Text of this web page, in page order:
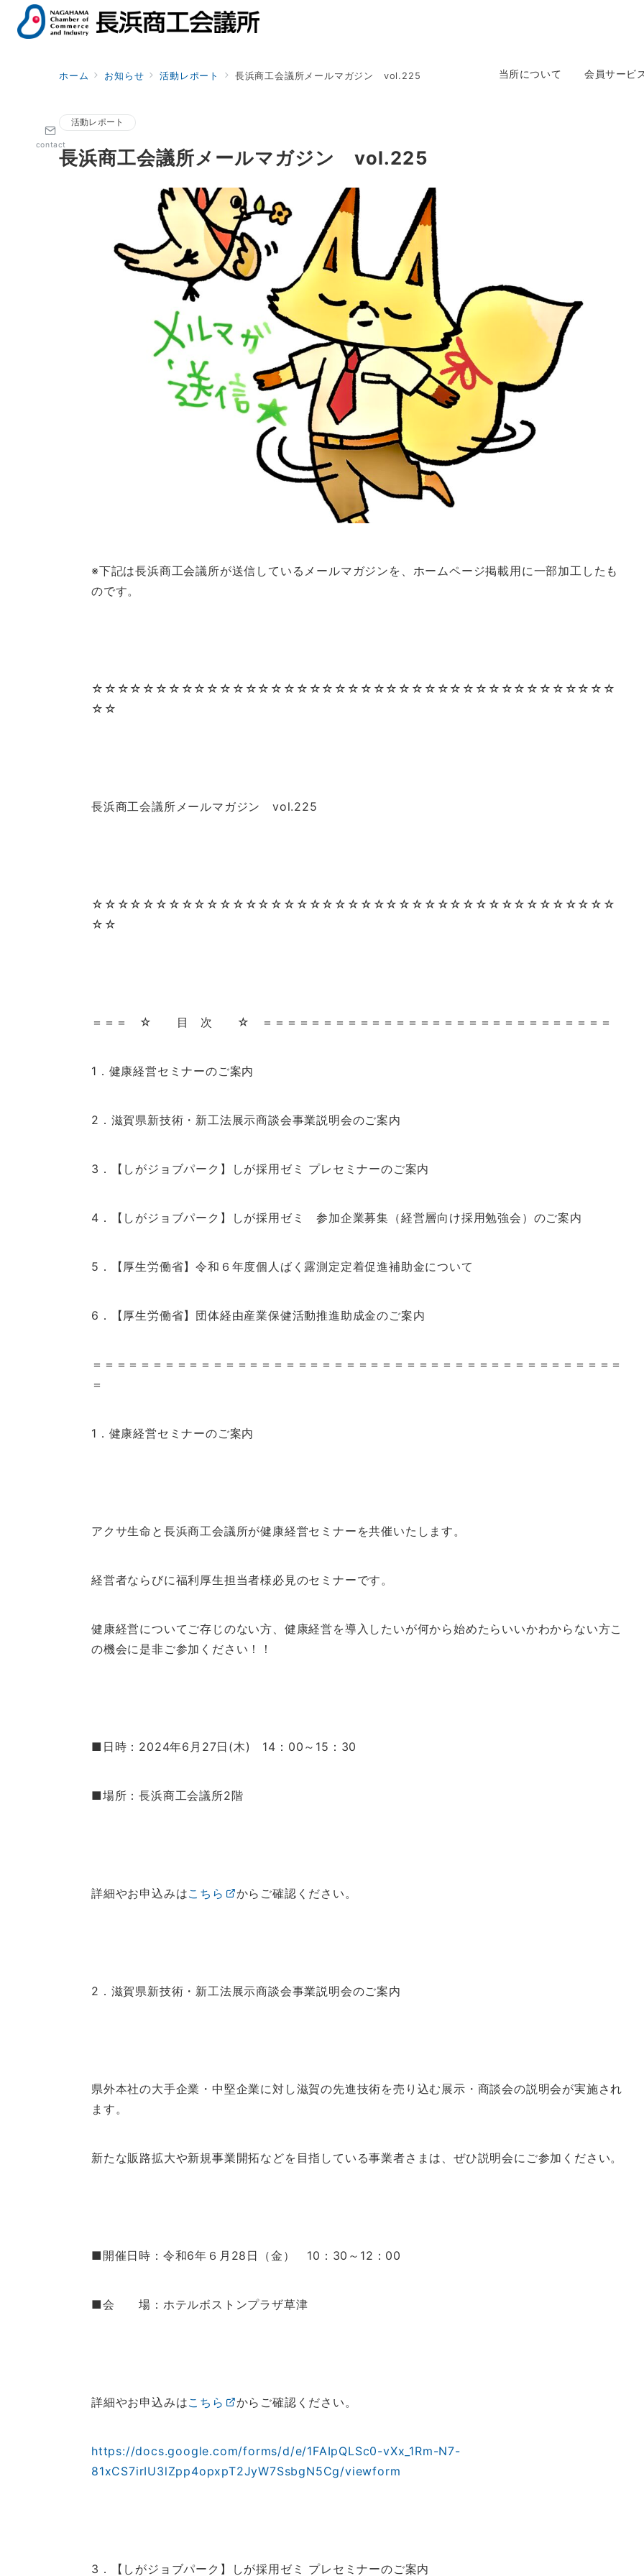
当所について 会員サービ
contact
ホーム お知らせ 活動レポート 長浜商工会議所メールマガジン vol.225
活動レポート
長浜商工会議所メールマガジン vol.225
※下記は長浜商工会議所が送信しているメールマガジンを、ホームページ掲載用に一部加工したも
のです。
☆☆☆☆☆☆☆☆☆☆☆☆☆☆☆☆☆☆☆☆☆☆☆☆☆☆☆☆☆☆☆☆☆☆☆☆☆☆☆☆☆
☆☆
長浜商工会議所メールマガジン vol.225
☆☆☆☆☆☆☆☆☆☆☆☆☆☆☆☆☆☆☆☆☆☆☆☆☆☆☆☆☆☆☆☆☆☆☆☆☆☆☆☆☆
☆☆
＝＝＝ ☆ 目 次 ☆ ＝＝＝＝＝＝＝＝＝＝＝＝＝＝＝＝＝＝＝＝＝＝＝＝＝＝＝＝＝
1．健康経営セミナーのご案内
2．滋賀県新技術・新工法展示商談会事業説明会のご案内
3．【しがジョブパーク】しが採用ゼミ プレセミナーのご案内
4．【しがジョブパーク】しが採用ゼミ 参加企業募集（経営層向け採用勉強会）のご案内
5．【厚生労働省】令和６年度個人ばく露測定定着促進補助金について
6．【厚生労働省】団体経由産業保健活動推進助成⾦のご案内
＝＝＝＝＝＝＝＝＝＝＝＝＝＝＝＝＝＝＝＝＝＝＝＝＝＝＝＝＝＝＝＝＝＝＝＝＝＝＝＝＝＝＝＝
＝
1．健康経営セミナーのご案内
アクサ生命と長浜商工会議所が健康経営セミナーを共催いたします。
経営者ならびに福利厚生担当者様必見のセミナーです。
健康経営についてご存じのない方、健康経営を導入したいが何から始めたらいいかわからない方こ
の機会に是非ご参加ください！！
■日時：2024年6月27日(木) 14：00～15：30
■場所：長浜商工会議所2階
詳細やお申込みはこちら からご確認ください。
2．滋賀県新技術・新工法展示商談会事業説明会のご案内
県外本社の大手企業・中堅企業に対し滋賀の先進技術を売り込む展示・商談会の説明会が実施され
ます。
新たな販路拡大や新規事業開拓などを目指している事業者さまは、ぜひ説明会にご参加ください。
■開催日時：令和6年６月28日（金） 10：30～12：00
■会 場：ホテルボストンプラザ草津
詳細やお申込みはこちら からご確認ください。
https://docs.google.com/forms/d/e/1FAIpQLSc0-vXx_1Rm-N7-
81xCS7irIU3lZpp4opxpT2JyW7SsbgN5Cg/viewform
3．【しがジョブパーク】しが採用ゼミ プレセミナーのご案内